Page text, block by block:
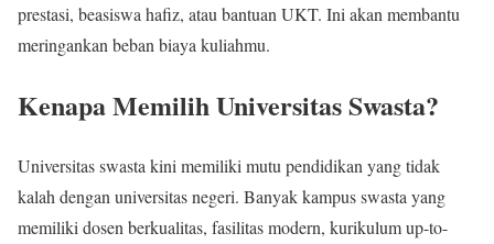
prestasi, beasiswa hafiz, atau bantuan UKT. Ini akan membantu
meringankan beban biaya kuliahmu.
Kenapa Memilih Universitas Swasta?
Universitas swasta kini memiliki mutu pendidikan yang tidak
kalah dengan universitas negeri. Banyak kampus swasta yang
memiliki dosen berkualitas, fasilitas modern, kurikulum up-to-